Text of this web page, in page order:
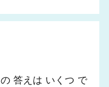
の 答えは いくつ で